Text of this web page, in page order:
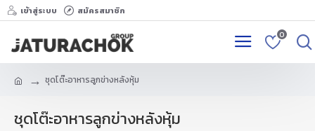
เข้าสู่ระบบ สมัครสมาชิก
0
ชุดโต๊ะอาหารลูกข่างหลังหุ้ม
ชุดโต๊ะอาหารลูกข่างหลังหุ้ม